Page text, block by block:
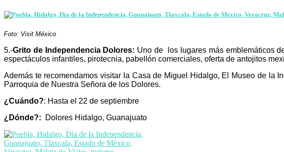
Foto: Visit México
5.-Grito de Independencia Dolores: Uno de los lugares más emblemáticos
espectáculos infantiles, pirotecnia, pabellón comerciales, oferta de antojitos
Además te recomendamos visitar la Casa de Miguel Hidalgo, El Museo de la
Parroquia de Nuestra Señora de los Dolores.
¿Cuándo?: Hasta el 22 de septiembre
¿Dónde?: Dolores Hidalgo, Guanajuato